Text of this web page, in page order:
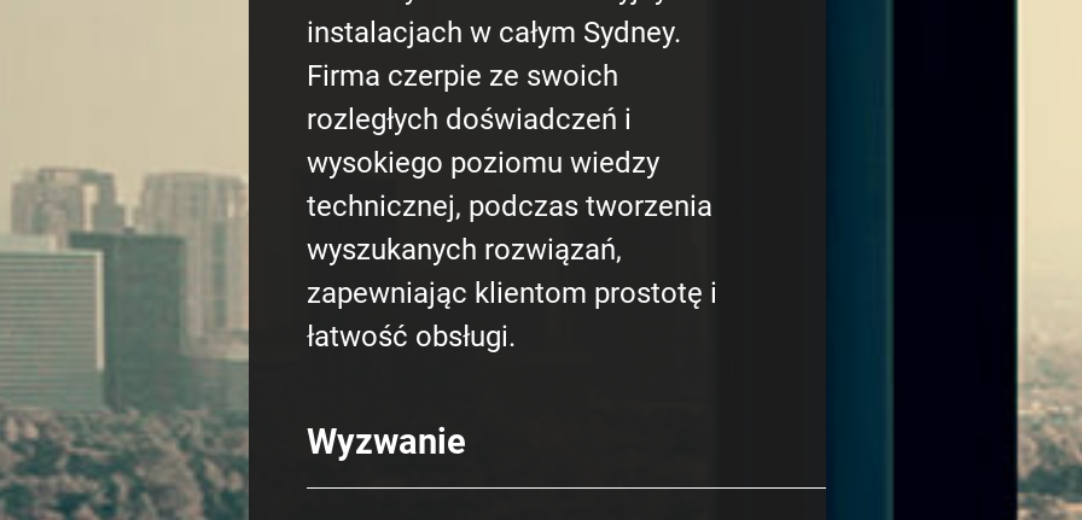
instalacjach w całym Sydney.
Firma czerpie ze swoich
rozległych doświadczeń i
wysokiego poziomu wiedzy
technicznej, podczas tworzenia
wyszukanych rozwiązań,
zapewniając klientom prostotę i
łatwość obsługi.
Wyzwanie